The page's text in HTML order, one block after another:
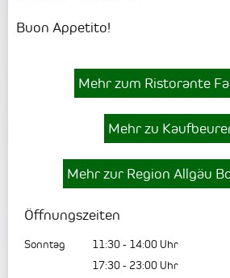
Buon Appetito!
Mehr zum Ristorante
Mehr zu
Mehr zur Region Allgäu
Öffnungszeiten
Sonntag 11:30- 14:00 Uhr
17:30- 23:00 Uhr